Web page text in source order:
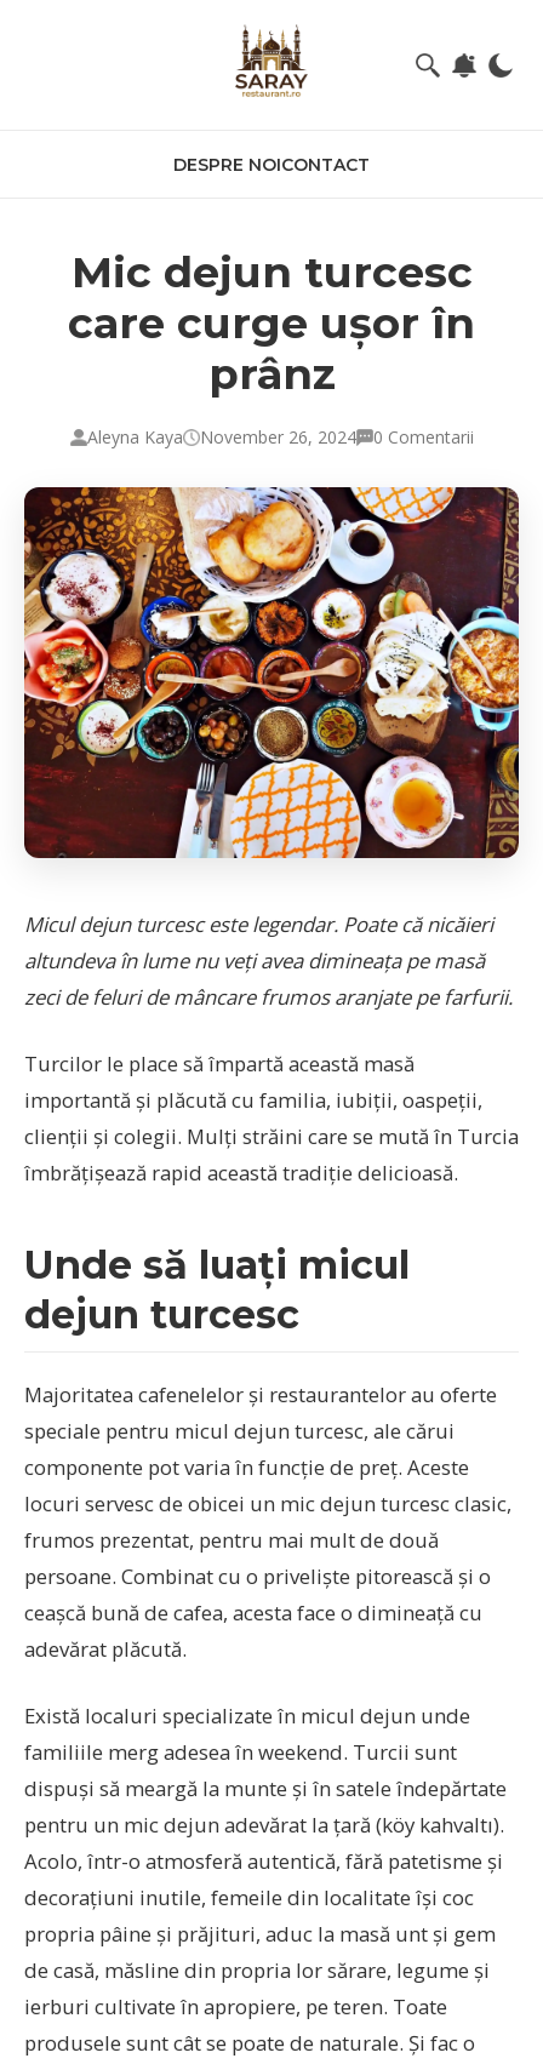
DESPRE NOICONTACT
Mic dejun turcesc
care curge ușor în
prânz
Aleyna Kaya November 26, 2024 0 Comentarii
Micul dejun turcesc este legendar. Poate că nicăieri
altundeva în lume nu veți avea dimineața pe masă
zeci de feluri de mâncare frumos aranjate pe farfurii.
Turcilor le place să împartă această masă
importantă și plăcută cu familia, iubiții, oaspeții,
clienții și colegii. Mulți străini care se mută în Turcia
îmbrățișează rapid această tradiție delicioasă.
Unde să luați micul
dejun turcesc
Majoritatea cafenelelor și restaurantelor au oferte
speciale pentru micul dejun turcesc, ale cărui
componente pot varia în funcție de preț. Aceste
locuri servesc de obicei un mic dejun turcesc clasic,
frumos prezentat, pentru mai mult de două
persoane. Combinat cu o priveliște pitorească și o
ceașcă bună de cafea, acesta face o dimineață cu
adevărat plăcută.
Există localuri specializate în micul dejun unde
familiile merg adesea în weekend. Turcii sunt
dispuși să meargă la munte și în satele îndepărtate
pentru un mic dejun adevărat la țară (köy kahvaltı).
Acolo, într-o atmosferă autentică, fără patetisme și
decorațiuni inutile, femeile din localitate își coc
propria pâine și prăjituri, aduc la masă unt și gem
de casă, măsline din propria lor sărare, legume și
ierburi cultivate în apropiere, pe teren. Toate
produsele sunt cât se poate de naturale. Și fac o